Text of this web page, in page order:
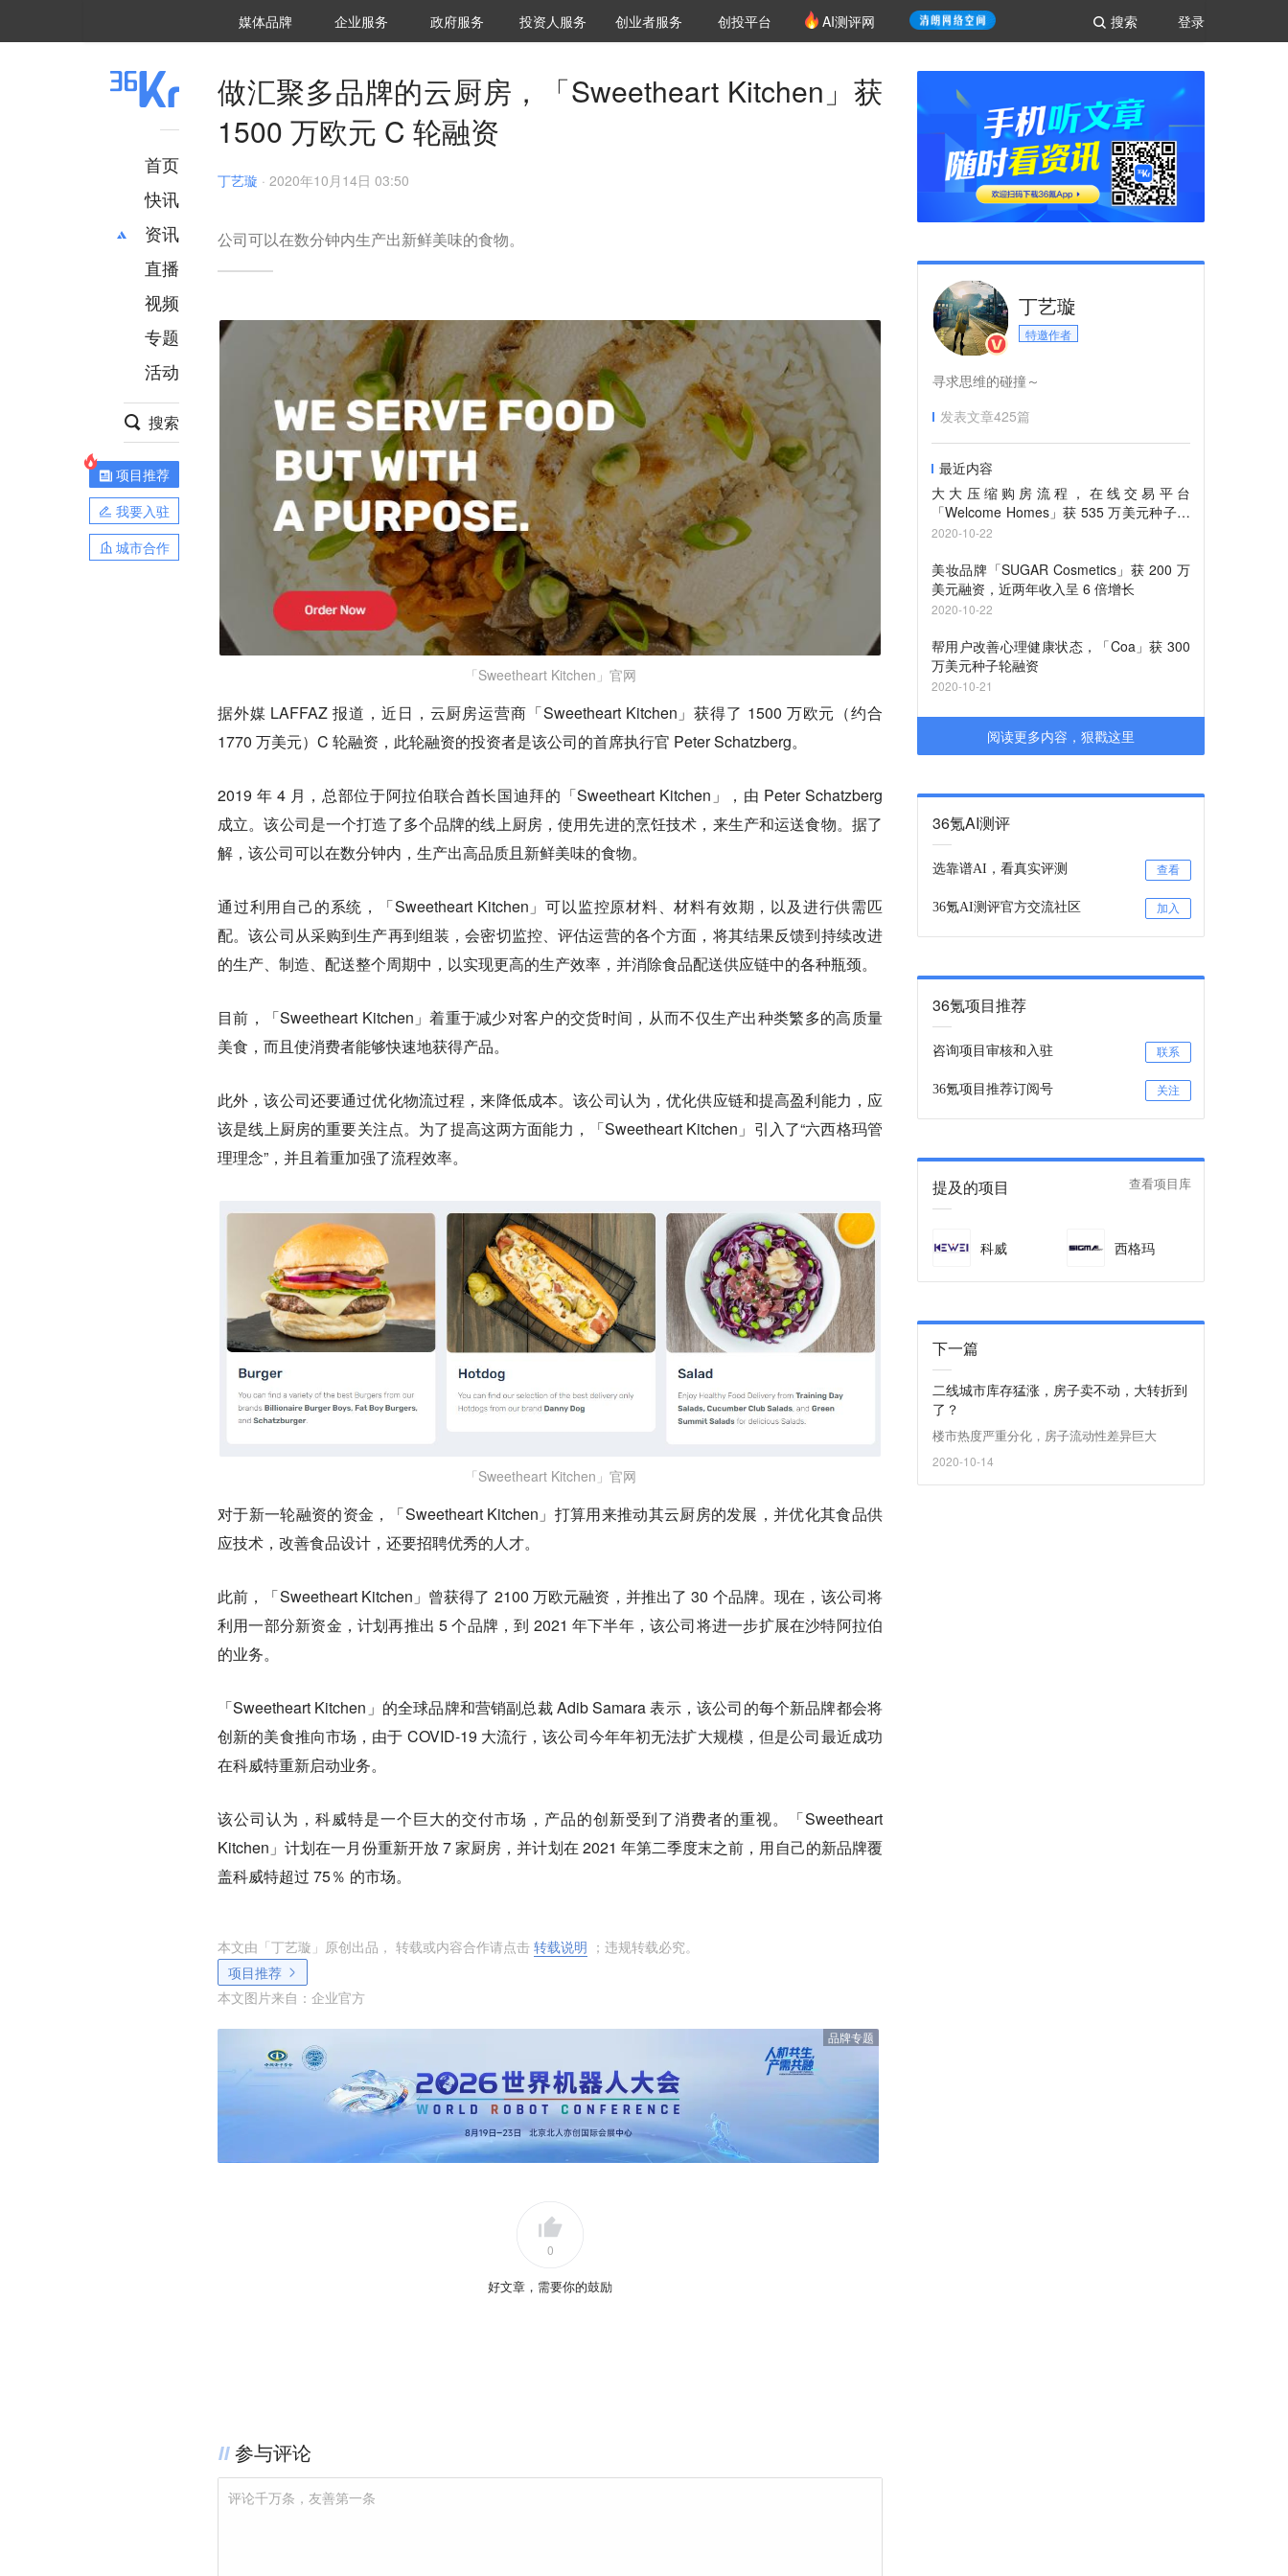
登录
搜索
媒体品牌 36Kr研究院
企业服务 城市之窗
政府服务 VClub投资机构库
投资机构职位推介
投资人服务 创投氪堂
创业者服务 创投平台 AI测评网
首页
快讯
资讯
推荐
财经
项目推荐
安徽
直播
视频
专题
活动
搜索
项目推荐
我要入驻
城市合作
做汇聚多品牌的云厨房，「Sweetheart Kitchen」获
1500 万欧元 C 轮融资
丁艺璇 · 2020年10月14日 03:50
公司可以在数分钟内生产出新鲜美味的食物。
「Sweetheart Kitchen」官网
据外媒 LAFFAZ 报道，近日，云厨房运营商「Sweetheart Kitchen」获得了 1500 万欧元（约合
1770 万美元）C 轮融资，此轮融资的投资者是该公司的首席执行官 Peter Schatzberg。
2019 年 4 月，总部位于阿拉伯联合酋长国迪拜的「Sweetheart Kitchen」，由 Peter Schatzberg
成立。该公司是一个打造了多个品牌的线上厨房，使用先进的烹饪技术，来生产和运送食物。据了
解，该公司可以在数分钟内，生产出高品质且新鲜美味的食物。
通过利用自己的系统，「Sweetheart Kitchen」可以监控原材料、材料有效期，以及进行供需匹
配。该公司从采购到生产再到组装，会密切监控、评估运营的各个方面，将其结果反馈到持续改进
的生产、制造、配送整个周期中，以实现更高的生产效率，并消除食品配送供应链中的各种瓶颈。
目前，「Sweetheart Kitchen」着重于减少对客户的交货时间，从而不仅生产出种类繁多的高质量
美食，而且使消费者能够快速地获得产品。
此外，该公司还要通过优化物流过程，来降低成本。该公司认为，优化供应链和提高盈利能力，应
该是线上厨房的重要关注点。为了提高这两方面能力，「Sweetheart Kitchen」引入了“六西格玛管
理理念”，并且着重加强了流程效率。
「Sweetheart Kitchen」官网
对于新一轮融资的资金，「Sweetheart Kitchen」打算用来推动其云厨房的发展，并优化其食品供
应技术，改善食品设计，还要招聘优秀的人才。
此前，「Sweetheart Kitchen」曾获得了 2100 万欧元融资，并推出了 30 个品牌。现在，该公司将
利用一部分新资金，计划再推出 5 个品牌，到 2021 年下半年，该公司将进一步扩展在沙特阿拉伯
的业务。
「Sweetheart Kitchen」的全球品牌和营销副总裁 Adib Samara 表示，该公司的每个新品牌都会将
创新的美食推向市场，由于 COVID-19 大流行，该公司今年年初无法扩大规模，但是公司最近成功
在科威特重新启动业务。
该公司认为，科威特是一个巨大的交付市场，产品的创新受到了消费者的重视。「Sweetheart
Kitchen」计划在一月份重新开放 7 家厨房，并计划在 2021 年第二季度末之前，用自己的新品牌覆
盖科威特超过 75％ 的市场。
本文由「丁艺璇 」原创出品， 转载或内容合作请点击 转载说明 ；违规转载必究。
项目推荐
本文图片来自： 企业官方
品牌专题
0
好文章，需要你的鼓励
参与评论
评论千万条，友善第一条
丁艺璇
特邀作者
寻求思维的碰撞～
发表文章425篇
最近内容
大大压缩购房流程，在线交易平台
「Welcome Homes」获 535 万美元种子轮
融资
2020-10-22
美妆品牌「SUGAR Cosmetics」获 200 万
美元融资，近两年收入呈 6 倍增长
2020-10-22
帮用户改善心理健康状态，「Coa」获 300
万美元种子轮融资
2020-10-21
阅读更多内容，狠戳这里
36氪AI测评
选靠谱AI，看真实评测 查看
36氪AI测评官方交流社区 加入
36氪项目推荐
咨询项目审核和入驻 联系
36氪项目推荐订阅号 关注
提及的项目 查看项目库
科威 西格玛
下一篇
二线城市库存猛涨，房子卖不动，大转折到
了？
楼市热度严重分化，房子流动性差异巨大
2020-10-14